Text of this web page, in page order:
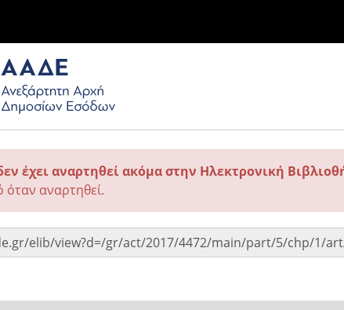
έχει αναρτηθεί ακόμα στην Ηλεκτρονική
αναρτηθεί.